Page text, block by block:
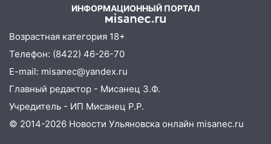
шестилетнего ребёнка на улице
Федерации: возбуждено уголовное дело
11:16
В Ульяновске ищут 37-летнего
мужчину, пропавшего ещё 19 июля
10:30
хаски: куда сходить в Ульяновской
области 8–9 августа
10:11 Директора ульяновской
ИНФОРМАЦИОННЫЙ ПОРТАЛ
Возрастная категория 18+
Телефон: (8422) 46-26-70
E-mail: misanec@yandex.ru
Главный редактор - Мисанец З.Ф.
Учредитель - ИП Мисанец Р.Р.
© 2014-2026 Новости Ульяновска онлайн misanec.ru